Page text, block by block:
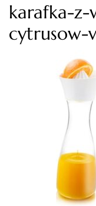
karafka-z-
cytrusow-